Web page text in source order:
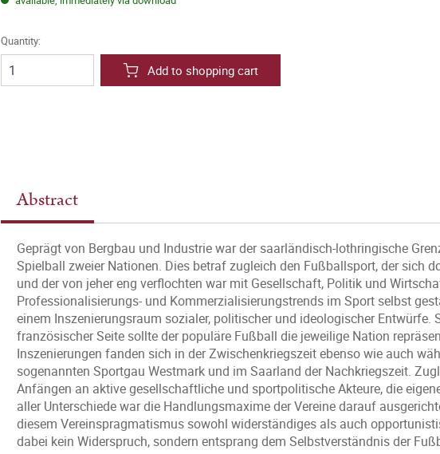
Quantity:
Add to shopping cart
Abstract
Geprägt von Bergbau und Industrie war der saarländisch-lothringische
Spielball zweier Nationen. Dies betraf zugleich den Fußballsport, der sich
und der von jeher eng verflochten war mit Gesellschaft, Politik und
Professionalisierungs- und Kommerzialisierungstrends im Sport selbst
einem Inszenierungsraum sozialer, politischer und ideologischer
französischer Seite sollte der populäre Fußball die jeweilige Nation
Inszenierungen fanden sich in der Zwischenkriegszeit ebenso wie auch
sogenannten Sportgau Westmark und im Saarland der Nachkriegszeit.
Anfängen an aktive gesellschaftliche und sportpolitische Akteure, die
aller Unterschiede war die Handlungsmaxime der Vereine darauf
diesem Vereinspragmatismus sowohl widerständiges als auch
dabei kein Widerspruch, sondern entsprang dem Selbstverständnis der